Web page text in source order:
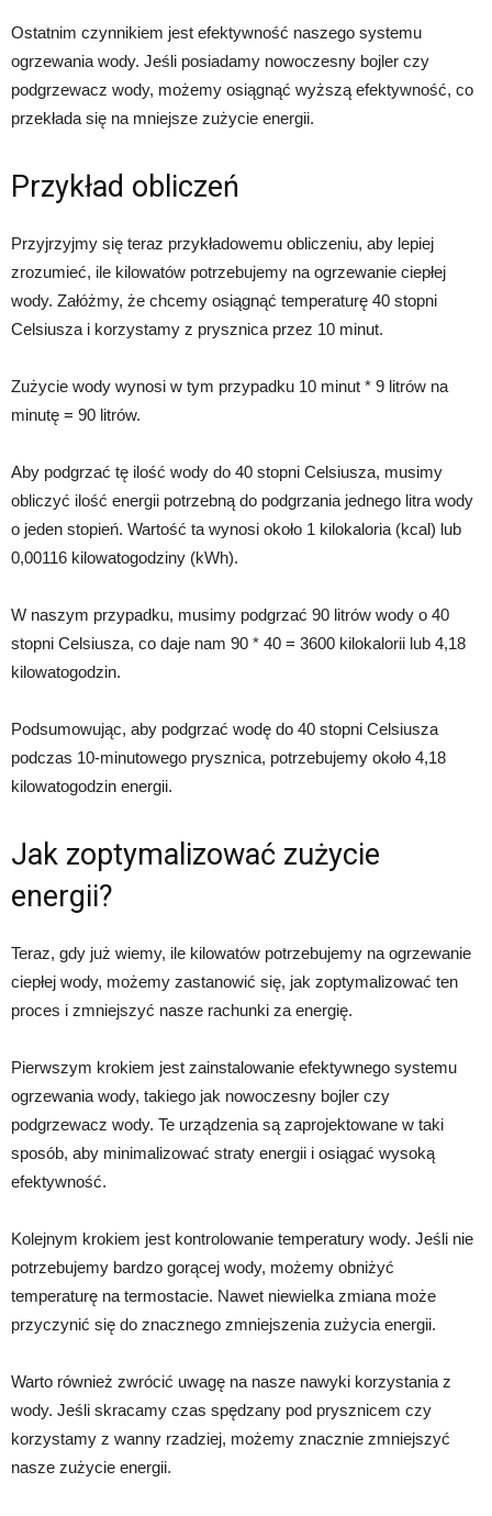
Ostatnim czynnikiem jest efektywność naszego systemu
ogrzewania wody. Jeśli posiadamy nowoczesny bojler czy
podgrzewacz wody, możemy osiągnąć wyższą efektywność, co
przekłada się na mniejsze zużycie energii.
Przykład obliczeń
Przyjrzyjmy się teraz przykładowemu obliczeniu, aby lepiej
zrozumieć, ile kilowatów potrzebujemy na ogrzewanie ciepłej
wody. Załóżmy, że chcemy osiągnąć temperaturę 40 stopni
Celsiusza i korzystamy z prysznica przez 10 minut.
Zużycie wody wynosi w tym przypadku 10 minut * 9 litrów na
minutę = 90 litrów.
Aby podgrzać tę ilość wody do 40 stopni Celsiusza, musimy
obliczyć ilość energii potrzebną do podgrzania jednego litra wody
o jeden stopień. Wartość ta wynosi około 1 kilokaloria (kcal) lub
0,00116 kilowatogodziny (kWh).
W naszym przypadku, musimy podgrzać 90 litrów wody o 40
stopni Celsiusza, co daje nam 90 * 40 = 3600 kilokalorii lub 4,18
kilowatogodzin.
Podsumowując, aby podgrzać wodę do 40 stopni Celsiusza
podczas 10-minutowego prysznica, potrzebujemy około 4,18
kilowatogodzin energii.
Jak zoptymalizować zużycie
energii?
Teraz, gdy już wiemy, ile kilowatów potrzebujemy na ogrzewanie
ciepłej wody, możemy zastanowić się, jak zoptymalizować ten
proces i zmniejszyć nasze rachunki za energię.
Pierwszym krokiem jest zainstalowanie efektywnego systemu
ogrzewania wody, takiego jak nowoczesny bojler czy
podgrzewacz wody. Te urządzenia są zaprojektowane w taki
sposób, aby minimalizować straty energii i osiągać wysoką
efektywność.
Kolejnym krokiem jest kontrolowanie temperatury wody. Jeśli nie
potrzebujemy bardzo gorącej wody, możemy obniżyć
temperaturę na termostacie. Nawet niewielka zmiana może
przyczynić się do znacznego zmniejszenia zużycia energii.
Warto również zwrócić uwagę na nasze nawyki korzystania z
wody. Jeśli skracamy czas spędzany pod prysznicem czy
korzystamy z wanny rzadziej, możemy znacznie zmniejszyć
nasze zużycie energii.